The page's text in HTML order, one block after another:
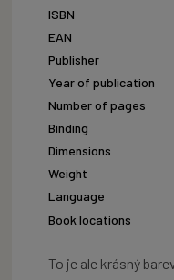
ISBN
EAN
Publisher
Year of publication
Number of pages
Binding
Dimensions
Weight
Language
Book locations
To je ale krásný